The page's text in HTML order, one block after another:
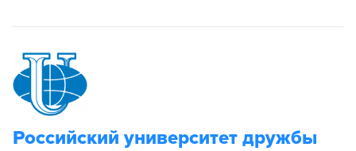
Российский университет дружбы